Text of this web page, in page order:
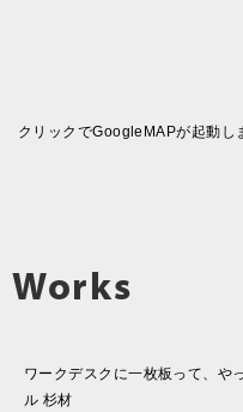
クリックでGoogleMAPが起動し
Works
ワークデスクに一枚板って、
ル 杉材